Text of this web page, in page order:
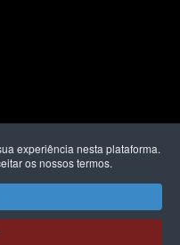
Footwear & Co.. Todos os
experiência nesta plataforma.
os nossos termos.